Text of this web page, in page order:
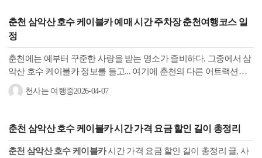
춘천 삼악산 호수 케이블카예매 시간 주차장 춘천여행코스 일
정
춘천에는 예부터 꾸준한 사랑을 받는 명소가 즐비하다. 그중에서 삼
악산 호수 케이블카 정보를 들고... 여기에 춘천의 다른 어트랙션을
더할수록 혜택을 더 본다. 자세한
방법은...
천사는 여행중2026-04-07
춘천 삼악산 호수 케이블카시간 가격 요금 할인 길이 총정리
춘천 삼악산 호수 케이블카시간 가격 요금 할인 길이 총정리 글, 사